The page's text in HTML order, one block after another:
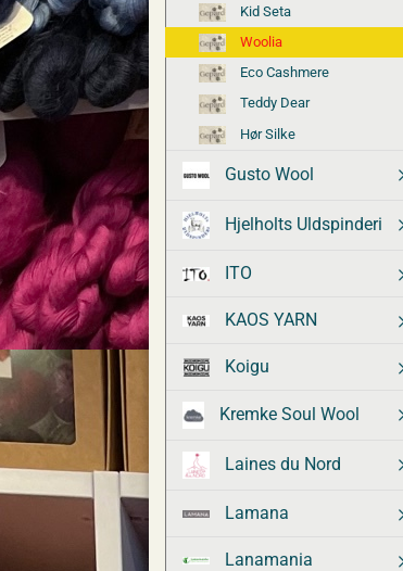
Kid Seta
Woolia
Eco Cashmere
Teddy Dear
Hør Silke
Gusto Wool
Hjelholts Uldspinderi
ITO
KAOS YARN
Koigu
Kremke Soul Wool
Laines du Nord
Lamana
Lanamania